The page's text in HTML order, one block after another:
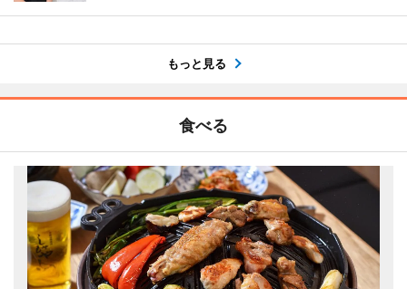
もっと見る
食べる